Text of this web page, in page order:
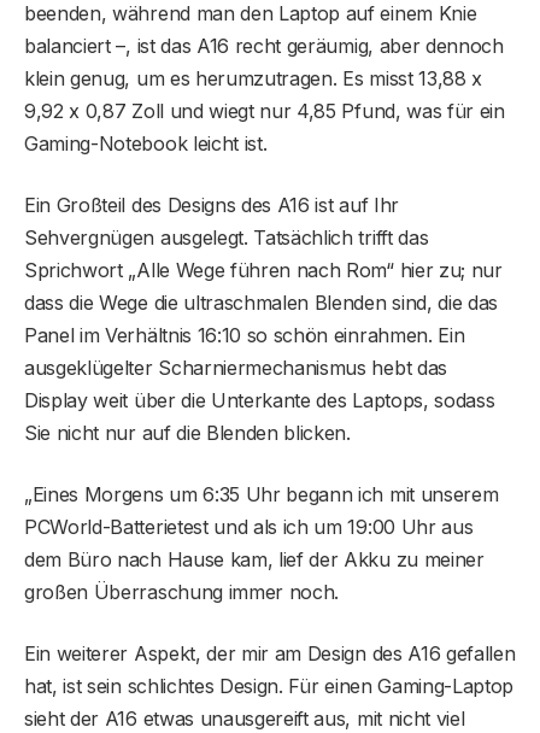
beenden, während man den Laptop auf einem Knie
balanciert –, ist das A16 recht geräumig, aber dennoch
klein genug, um es herumzutragen. Es misst 13,88 x
9,92 x 0,87 Zoll und wiegt nur 4,85 Pfund, was für ein
Gaming-Notebook leicht ist.
Ein Großteil des Designs des A16 ist auf Ihr
Sehvergnügen ausgelegt. Tatsächlich trifft das
Sprichwort „Alle Wege führen nach Rom“ hier zu; nur
dass die Wege die ultraschmalen Blenden sind, die das
Panel im Verhältnis 16:10 so schön einrahmen. Ein
ausgeklügelter Scharniermechanismus hebt das
Display weit über die Unterkante des Laptops, sodass
Sie nicht nur auf die Blenden blicken.
„Eines Morgens um 6:35 Uhr begann ich mit unserem
PCWorld-Batterietest und als ich um 19:00 Uhr aus
dem Büro nach Hause kam, lief der Akku zu meiner
großen Überraschung immer noch.
Ein weiterer Aspekt, der mir am Design des A16 gefallen
hat, ist sein schlichtes Design. Für einen Gaming-Laptop
sieht der A16 etwas unausgereift aus, mit nicht viel